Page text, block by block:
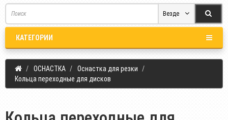
Везде
КАТЕГОРИИ
ОСНАСТКА
Оснастка для резки
Кольца переходные для дисков